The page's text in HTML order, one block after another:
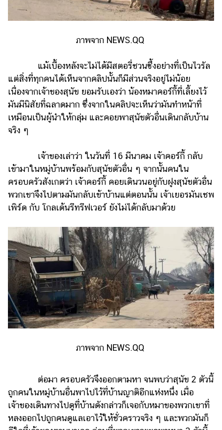
ภาพจาก NEWS.QQ
แม้เบื้องหลังจะไม่ได้มีสตอรี่ชวนซึ้งอย่างที่เป็นไวรัล
แต่สิ่งที่ทุกคนได้เห็นจากคลิปนั้นก็มีส่วนจริงอยู่ไม่น้อย
เนื่องจากเจ้าของสุนัข ยอมรับเองว่า น้องหมาคอร์กี้ที่เลี้ยงไว้
มันมีนิสัยที่ฉลาดมาก ซึ่งจากในคลิปจะเห็นว่ามันทำหน้าที่
เหมือนเป็นผู้นำให้กลุ่ม และคอยพาสุนัขตัวอื่นเดินกลับบ้าน
จริง ๆ
เจ้าของเล่าว่า ในวันที่ 16 มีนาคม เจ้าคอร์กี้ กลับ
เข้ามาในหมู่บ้านพร้อมกับสุนัขตัวอื่น ๆ จากนั้นคนใน
ครอบครัวสังเกตว่า เจ้าคอร์กี้ คอยเดินวนอยู่กับฝูงสุนัขตัวอื่น
พวกเขาจึงไปตามมันกลับเข้าบ้านแต่ตอนนั้น เจ้าเยอรมันเชพ
เพิร์ด กับ โกลเด้นรีทรีฟเวอร์ ยังไม่ได้กลับมาด้วย
ภาพจาก NEWS.QQ
ต่อมา ครอบครัวจึงออกตามหา จนพบว่าสุนัข 2 ตัวนี้
ถูกคนในหมู่บ้านอื่นพาไปไว้ที่บ้านญาติอีกแห่งหนึ่ง เมื่อ
เจ้าของเดินทางไปดูที่บ้านดังกล่าวก็เจอกับหมาของพวกเขาที่
หลงออกไปถูกคนดูแลเอาไว้ให้ชั่วคราวจริง ๆ และพวกมันก็